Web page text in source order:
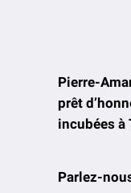
Pierre-
prêt
incubées à
Parlez-